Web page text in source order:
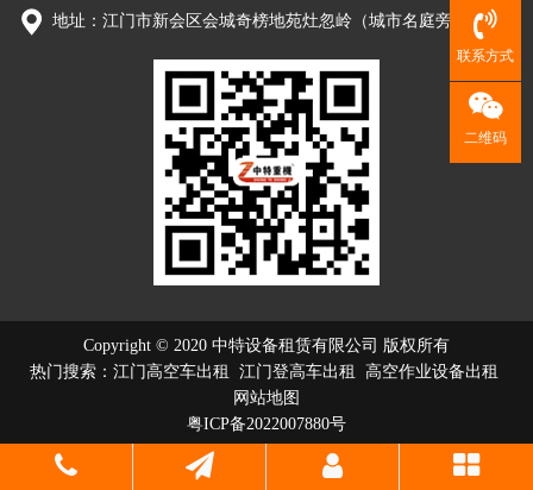
地址：江门市新会区会城奇榜地苑灶忽岭（城市名庭旁）
Copyright © 2020 中特设备租赁有限公司 版权所有
热门搜索： 江门高空车出租
江门登高车出租 高空作业设备出租
网站地图
粤ICP备2022007880号
联系方式
二维码